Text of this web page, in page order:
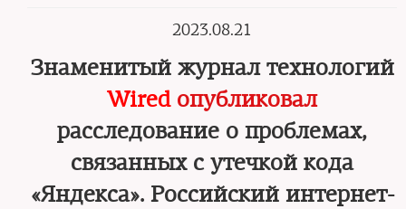
2023.08.21
Знаменитый журнал технологий
Wired опубликовал
расследование о проблемах,
связанных с утечкой кода
«Яндекса». Российский интернет-